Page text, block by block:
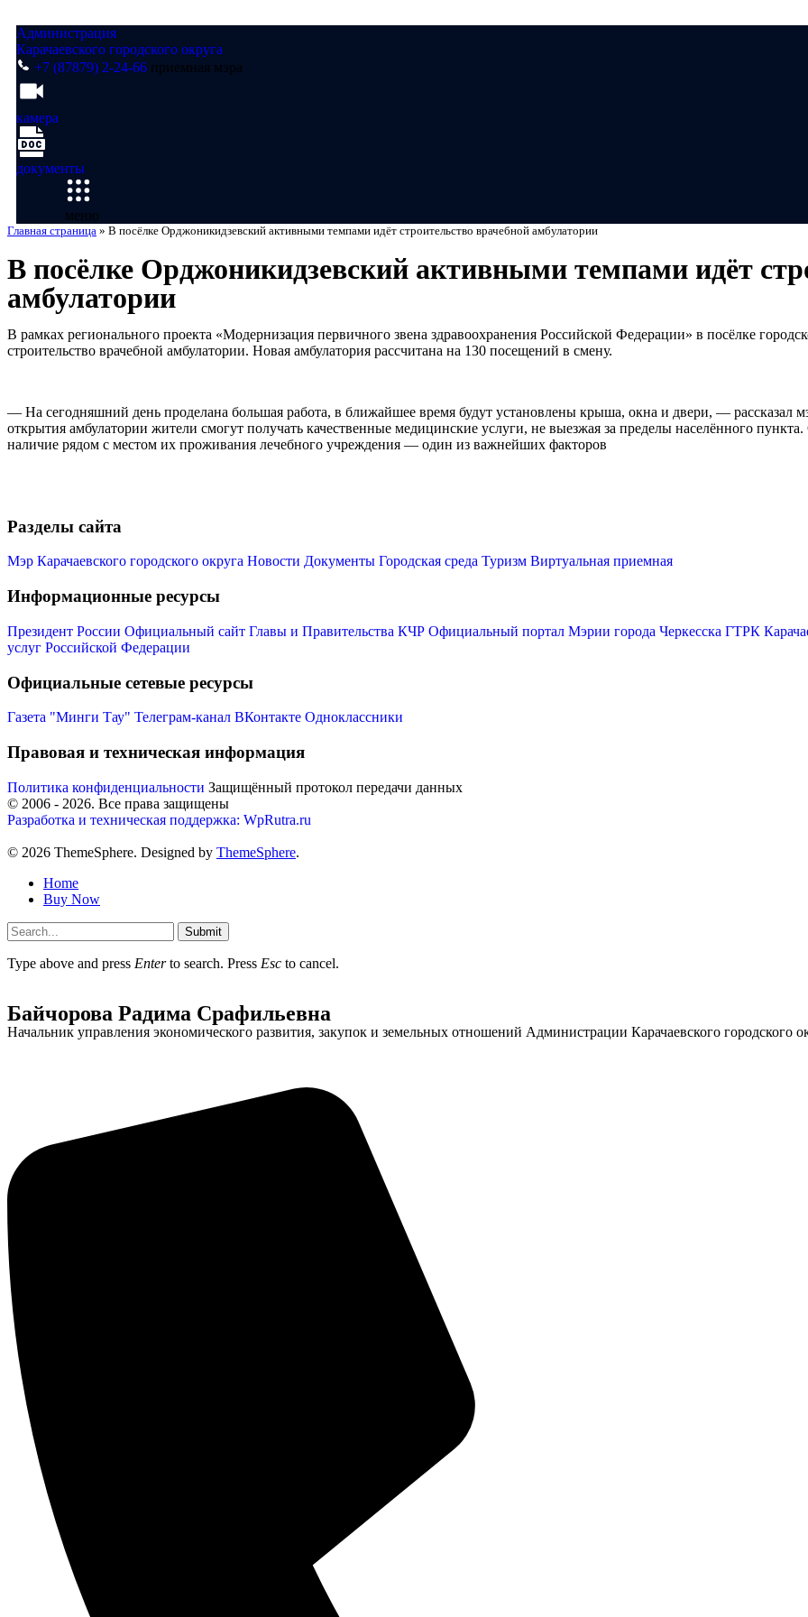
Администрация
Карачаевского городского округа
+7 (87879) 2-24-66 приемная мэра
камера
документы
меню
Главная страница » В посёлке Орджоникидзевский активными темпами идёт строительство врачебной амбулатории
В посёлке Орджоникидзевский активными темпами идёт
амбулатории
В рамках регионального проекта «Модернизация первичного звена здравоохранения Российской Федерации» в посёлке
строительство врачебной амбулатории. Новая амбулатория рассчитана на 130 посещений в смену.
— На сегодняшний день проделана большая работа, в ближайшее время будут установлены крыша, окна и двери, — рассказал
открытия амбулатории жители смогут получать качественные медицинские услуги, не выезжая за пределы населённого
наличие рядом с местом их проживания лечебного учреждения — один из важнейших факторов
Разделы сайта
Мэр Карачаевского городского округа Новости Документы Городская среда Туризм Виртуальная приемная
Информационные ресурсы
Президент России Официальный сайт Главы и Правительства КЧР Официальный портал Мэрии города Черкесска ГТРК
услуг Российской Федерации
Официальные сетевые ресурсы
Газета "Минги Тау" Телеграм-канал ВКонтакте Одноклассники
Правовая и техническая информация
Политика конфиденциальности Защищённый протокол передачи данных
© 2006 - 2026. Все права защищены
Разработка и техническая поддержка: WpRutra.ru
© 2026 ThemeSphere. Designed by ThemeSphere.
Home
Buy Now
Submit
Type above and press Enterto search. Press Esc to cancel.
Байчорова Радима Срафильевна
Начальник управления экономического развития, закупок и земельных отношений Администрации Карачаевского городского